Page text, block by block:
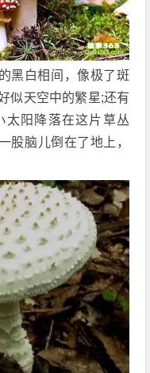
黑白相间，像极了斑
似天空中的繁星;还有
太阳降落在这片草丛
脑儿倒在了地上，